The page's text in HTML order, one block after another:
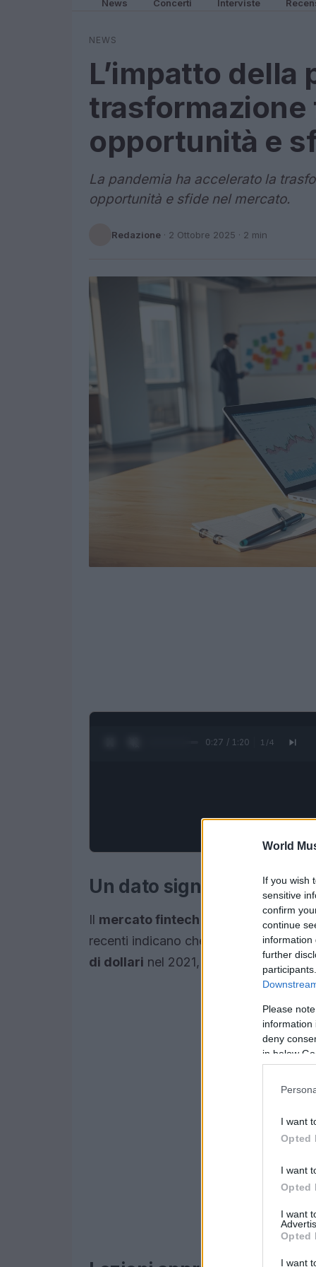
World
If you wish
sensitive
confirm
continue
information
further
Please
information
deny
in below
I want
Opted
I want
Opted
I want
Opted
I want
News Concerti Interviste
NEWS
L’impatto della
opportunità e
La pandemia ha accelerato la
opportunità e sfide nel mercato.
Redazione · 2 Ottobre 2025 · 2 min
0:28 / 1:20 1 /4
Un dato significativo per
Il mercato fintech ha registrato una
recenti indicano che gli investimenti
di dollari nel 2021, con un